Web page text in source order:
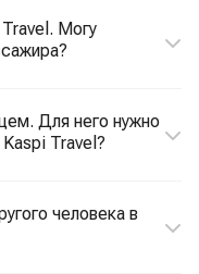
Могу
Для него нужно
Travel?
человека в